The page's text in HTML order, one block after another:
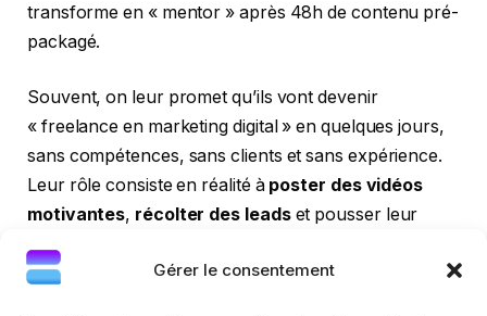
Gérer le consentement
transforme en « mentor » après 48h de contenu pré-
packagé.
Souvent, on leur promet qu’ils vont devenir
« freelance en marketing digital » en quelques jours,
sans compétences, sans clients et sans expérience.
Leur rôle consiste en réalité à poster des vidéos
motivantes, récolter des leadset pousser leur
coûte entre 20€ et plusieurs centaines d’euros. Le